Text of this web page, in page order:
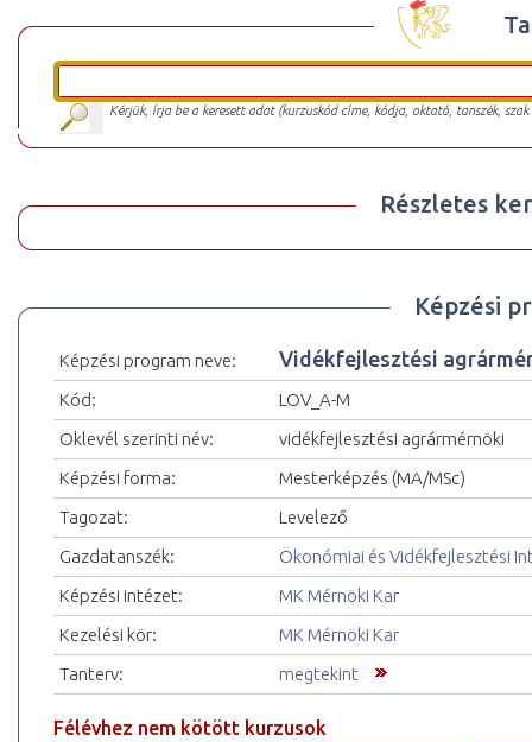
Kérjük, írja be a keresett adat (kurzuskód címe, kódja, oktató, tanszék,
Részletes
Képzési
Képzési program neve: Vidékfejlesztési
Kód:
LOV_A-M
Oklevél szerinti név:
vidékfejlesztési agrármérnöki
Képzési forma:
Mesterképzés (MA/MSc)
Tagozat:
Levelező
Gazdatanszék:
Ökonómiai és Vidékfejlesztési
Képzési intézet:
MK Mérnöki Kar
Kezelési kör:
MK Mérnöki Kar
Tanterv:
megtekint
Félévhez nem kötött kurzusok